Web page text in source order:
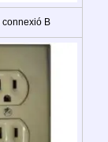
connexió B